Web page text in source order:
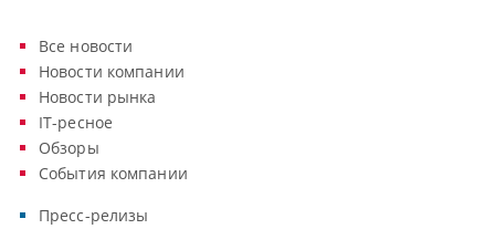
Все новости
Новости компании
Новости рынка
IT-ресное
Обзоры
События компании
Пресс-релизы